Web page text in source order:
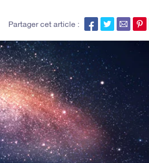
Partager cet article :